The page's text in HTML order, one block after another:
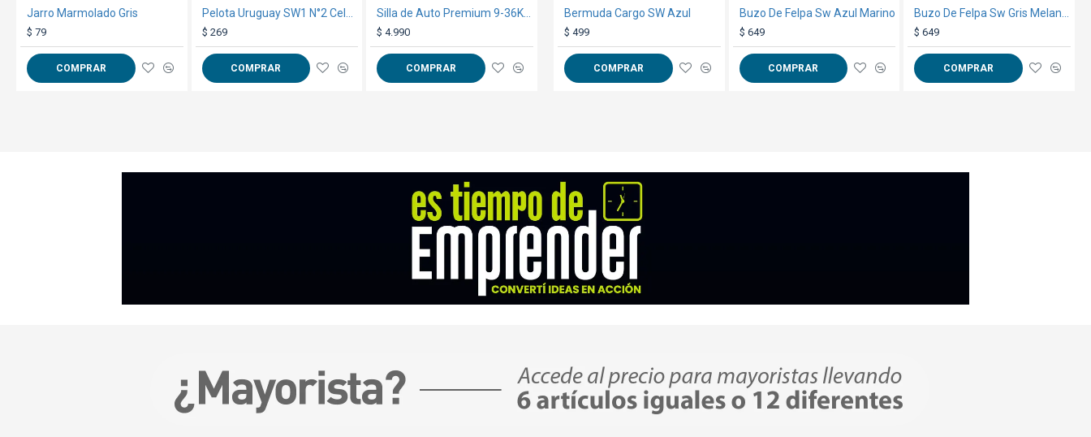
Largo 66 69 74 76
Manga 65 66 67 69 70
Jarro Marmolado Gris
$ 79
COMPRAR
$ 269
COMPRAR
$ 4.990
COMPRAR
Azulejo 24x18cm
$ 99
COMPRAR
Camiseta Básica PolyCotton Azul francia
$ 99
COMPRAR
Bermuda Cargo SW Azul
$ 499
COMPRAR
Buzo De Felpa Sw Azul Marino
$ 649
COMPRAR
$ 649
COMPRAR